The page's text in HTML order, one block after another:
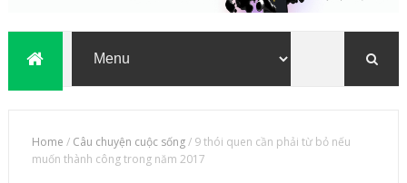
Home / Câu chuyện cuộc sống/ 9 thói quen cần phải từ bỏ nếu
muốn thành công trong năm 2017